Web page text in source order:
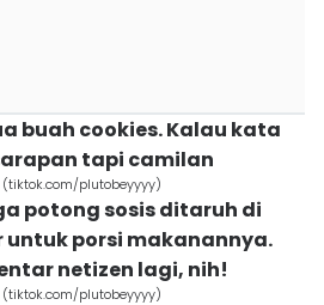
buah cookies. Kalau kata
tapi camilan
(tiktok.com/plutobeyyyy)
potong sosis ditaruh di
porsi makanannya.
netizen lagi, nih!
(tiktok.com/plutobeyyyy)